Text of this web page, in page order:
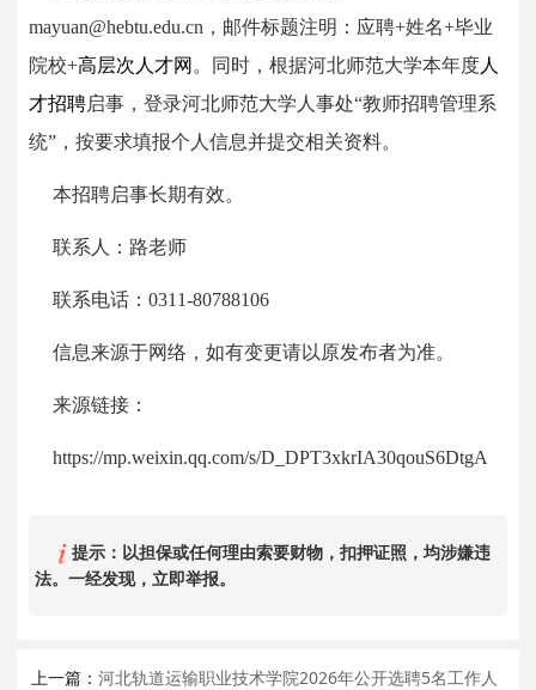
mayuan@hebtu.edu.cn，邮件标题注明：应聘+姓名+毕业
院校+高层次人才网 。同时，根据河北师范大学本年度人
才招聘启事，登录河北师范大学人事处“教师招聘管理系
统”，按要求填报个人信息并提交相关资料。
本招聘启事长期有效。
联系人：路老师
联系电话：0311-80788106
信息来源于网络，如有变更请以原发布者为准。
来源链接：
https://mp.weixin.qq.com/s/D_DPT3xkrIA30qouS6DtgA
提示：以担保或任何理由索要财物，扣押证照，均涉嫌违
法。一经发现，立即举报。
上一篇：河北轨道运输职业技术学院2026年公开选聘5名工作人